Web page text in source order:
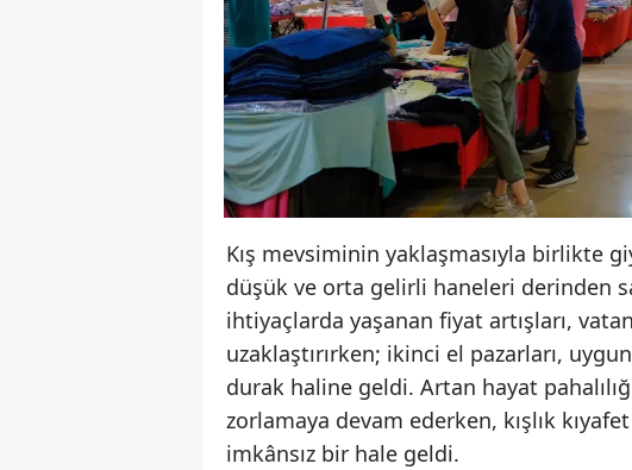
Kış mevsiminin yaklaşmasıyla birlikte
düşük ve orta gelirli haneleri derinden
ihtiyaçlarda yaşanan fiyat artışları,
uzaklaştırırken; ikinci el pazarları,
durak haline geldi. Artan hayat
zorlamaya devam ederken, kışlık
imkânsız bir hale geldi.